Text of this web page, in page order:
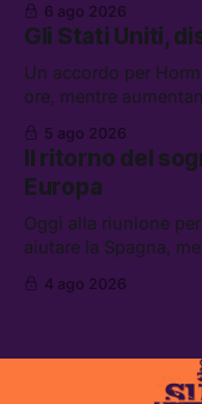
attacchi in Libano, il
flessibilità in armi e
abbandonata
6 ago 2026
Gli Stati Uniti,
Un accordo per
ore, mentre
chi aspetta i dispersi
diluiti, e quanti
5 ago 2026
Il ritorno del
Europa
Oggi alla riunione
aiutare la Spagna,
spontanei a Gaza,
4 ago 2026